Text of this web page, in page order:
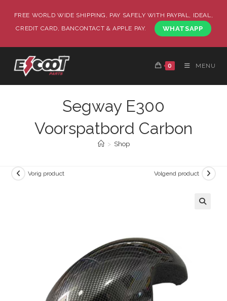
FREE WORLD WIDE SHIPPING, PAY SAFELY WITH PAYPAL, IDEAL,
CREDIT CARD, BANCONTACT & APPLE PAY.
WHATSAPP
0 MENU
Segway E300
Voorspatbord Carbon
> Shop
Vorig product Volgend product